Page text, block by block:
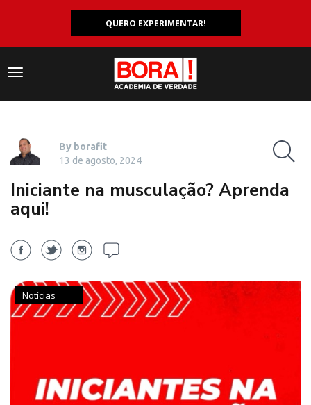
QUERO EXPERIMENTAR!
Navegação
By borafit
13 de agosto, 2024
Iniciante na musculação? Aprenda
aqui!
Notícias